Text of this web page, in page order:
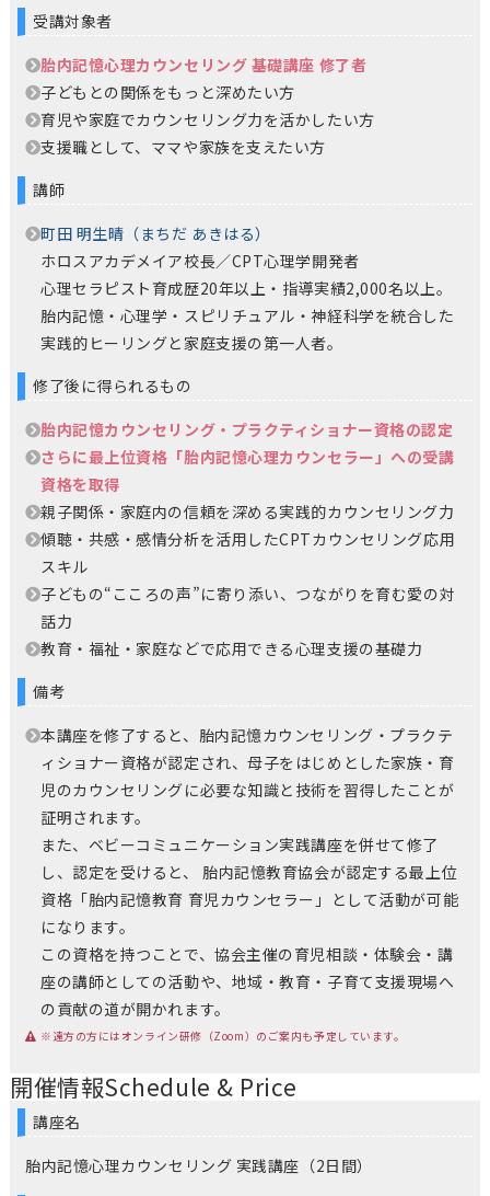
受講対象者
胎内記憶心理カウンセリング 基礎講座 修了者
子どもとの関係をもっと深めたい方
育児や家庭でカウンセリング力を活かしたい方
支援職として、ママや家族を支えたい方
講師
町田 明生晴（まちだ あきはる）
ホロスアカデメイア校長／CPT心理学開発者
心理セラピスト育成歴20年以上・指導実績2,000名以上。
胎内記憶・心理学・スピリチュアル・神経科学を統合した
実践的ヒーリングと家庭支援の第一人者。
修了後に得られるもの
胎内記憶カウンセリング・プラクティショナー資格の認定
さらに最上位資格「胎内記憶心理カウンセラー」への受講
資格を取得
親子関係・家庭内の信頼を深める実践的カウンセリング力
傾聴・共感・感情分析を活用したCPTカウンセリング応用
スキル
子どもの“こころの声”に寄り添い、つながりを育む愛の対
話力
教育・福祉・家庭などで応用できる心理支援の基礎力
備考
本講座を修了すると、胎内記憶カウンセリング・プラクテ
ィショナー資格が認定され、母子をはじめとした家族・育
児のカウンセリングに必要な知識と技術を習得したことが
証明されます。
また、ベビーコミュニケーション実践講座を併せて修了
し、認定を受けると、 胎内記憶教育協会が認定する最上位
資格「胎内記憶教育 育児カウンセラー」として活動が可能
になります。
この資格を持つことで、協会主催の育児相談・体験会・講
座の講師としての活動や、地域・教育・子育て支援現場へ
の貢献の道が開かれます。
※遠方の方にはオンライン研修（Zoom）のご案内も予定しています。
開催情報Schedule & Price
講座名
胎内記憶心理カウンセリング 実践講座（2日間）